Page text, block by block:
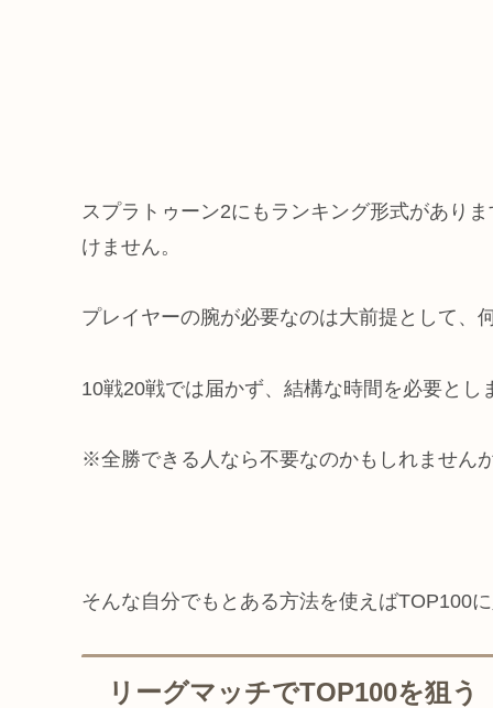
スプラトゥーン2にもランキング形式があり
けません。
プレイヤーの腕が必要なのは大前提として、
10戦20戦では届かず、結構な時間を必要とし
※全勝できる人なら不要なのかもしれません
そんな自分でもとある方法を使えばTOP100
リーグマッチでTOP100を狙う